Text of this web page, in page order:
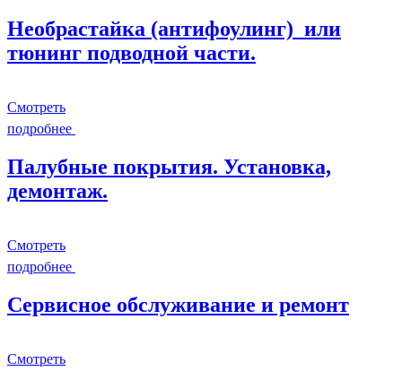
Необрастайка (антифоулинг) или
тюнинг подводной части.
Смотреть
подробнее
Палубные покрытия. Установка,
демонтаж.
Смотреть
подробнее
Сервисное обслуживание и ремонт
Смотреть